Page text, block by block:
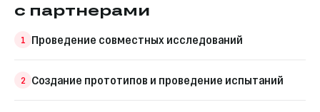
с партнерами
1 Проведение совместных исследований
2 Создание прототипов и проведение испытаний